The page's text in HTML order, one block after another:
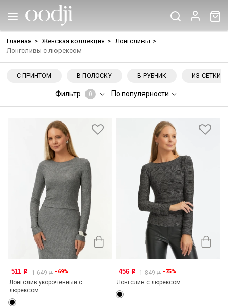
Главная > Женская коллекция > Лонгсливы >
Лонгсливы с люрексом
С ПРИНТОМ В ПОЛОСКУ В РУБЧИК ИЗ СЕТКИ
Фильтр 0 По популярности
511 o 1 649o -69%
Лонгслив укороченный с
люрексом
456 o 1 849o -75%
Лонгслив с люрексом